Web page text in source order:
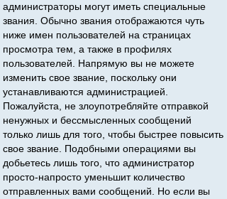
администраторы могут иметь специальные
звания. Обычно звания отображаются чуть
ниже имен пользователей на страницах
просмотра тем, а также в профилях
пользователей. Напрямую вы не можете
изменить свое звание, поскольку они
устанавливаются администрацией.
Пожалуйста, не злоупотребляйте отправкой
ненужных и бессмысленных сообщений
только лишь для того, чтобы быстрее повысить
свое звание. Подобными операциями вы
добьетесь лишь того, что администратор
просто-напросто уменьшит количество
отправленных вами сообщений. Но если вы